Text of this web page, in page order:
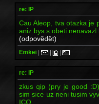
re: IP
Cau Aleop, tva otazka je
aniz bys s obeti nenavazl
(odpovědět)
Emkei | | |
re: IP
zkus qip (pry je good
sim sice uz neni tusim
ICQ